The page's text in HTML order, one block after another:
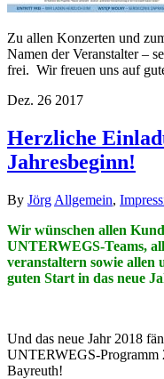
Zu allen Konzerten und
Namen der Veranstalter –
frei. Wir freuen uns auf
Dez. 26 2017
Herzliche
Jahresbeginn!
By Jörg Allgemein,
Wir wünschen allen
UNTERWEGS-Teams,
veranstaltern sowie allen
guten Start in das neue
Und das neue Jahr 2018
UNTERWEGS-Programm
Bayreuth!